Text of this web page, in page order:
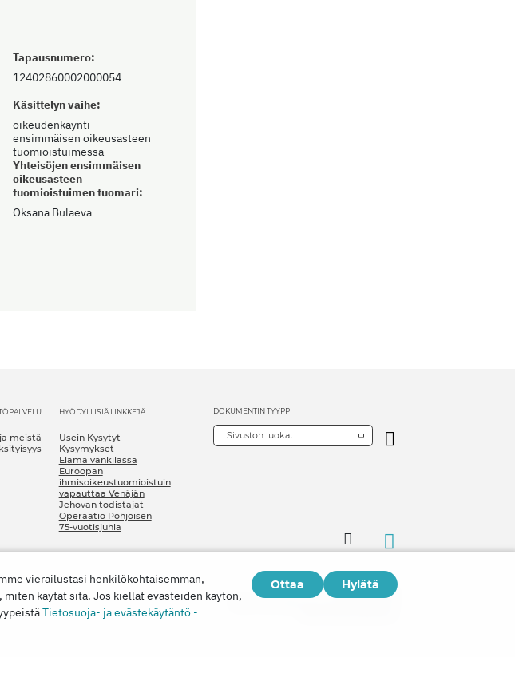
Tapausnumero:
12402860002000054
Käsittelyn vaihe:
oikeudenkäynti
ensimmäisen oikeusasteen
tuomioistuimessa
Yhteisöjen ensimmäisen
oikeusasteen
tuomioistuimen tuomari:
Oksana Bulaeva
meistä
HYÖDYLLISIÄ LINKKEJÄ
Usein Kysytyt
Kysymykset
Elämä vankilassa
Euroopan
ihmisoikeustuomioistuin
vapauttaa Venäjän
Jehovan todistajat
Operaatio Pohjoisen
75-vuotisjuhla
DOKUMENTIN TYYPPI
Sivuston luokat
Copyright © 2026
Watch Tower Bible and Tract Society of Korea.
vierailustasi henkilökohtaisemman,
käytät sitä. Jos kiellät evästeiden käytön,
Tietosuoja- ja evästekäytäntö -
Ottaa Hylätä